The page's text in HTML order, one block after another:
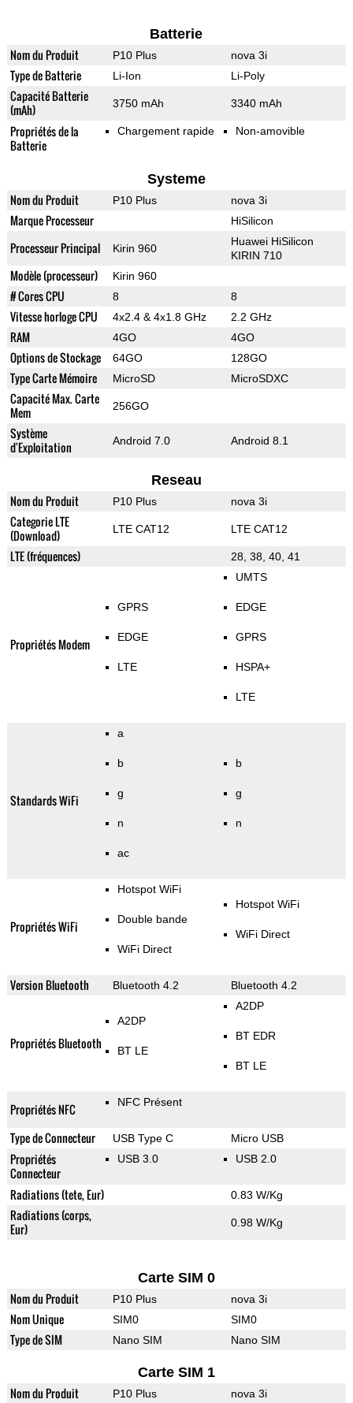
Batterie
Nom du Produit P10 Plus nova 3i
Type de Batterie Li-Ion Li-Poly
Capacité Batterie
(mAh)
3750 mAh 3340 mAh
Propriétés de la
Batterie
Chargement rapide Non-amovible
Systeme
Nom du Produit P10 Plus nova 3i
Marque Processeur HiSilicon
Processeur Principal Kirin 960
Huawei HiSilicon
KIRIN 710
Modèle (processeur) Kirin 960
# Cores CPU 8 8
Vitesse horloge CPU 4x2.4 & 4x1.8 GHz 2.2 GHz
RAM 4GO 4GO
Options de Stockage 64GO 128GO
Type Carte Mémoire MicroSD MicroSDXC
Capacité Max. Carte
Mem
256GO
Système
d'Exploitation
Android 7.0 Android 8.1
Reseau
Nom du Produit P10 Plus nova 3i
Categorie LTE
(Download)
LTE CAT12 LTE CAT12
LTE (fréquences) 28, 38, 40, 41
Propriétés Modem
GPRS
EDGE
LTE
UMTS
EDGE
GPRS
HSPA+
LTE
Standards WiFi
a
b
g
n
ac
b
g
n
Propriétés WiFi
Hotspot WiFi
Double bande
WiFi Direct
Hotspot WiFi
WiFi Direct
Version Bluetooth Bluetooth 4.2 Bluetooth 4.2
Propriétés Bluetooth
A2DP
BT LE
A2DP
BT EDR
BT LE
Propriétés NFC NFC Présent
Type de Connecteur USB Type C Micro USB
Propriétés
Connecteur
USB 3.0 USB 2.0
Radiations (tete, Eur) 0.83 W/Kg
Radiations (corps,
Eur)
0.98 W/Kg
Carte SIM 0
Nom du Produit P10 Plus nova 3i
Nom Unique SIM0 SIM0
Type de SIM Nano SIM Nano SIM
Carte SIM 1
Nom du Produit P10 Plus nova 3i